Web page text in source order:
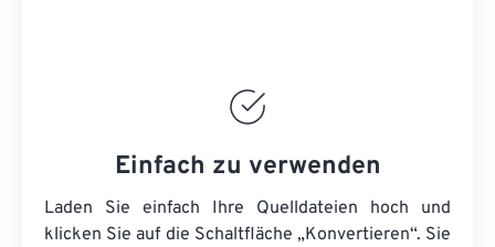
Einfach zu verwenden
Laden Sie einfach Ihre Quelldateien hoch und
klicken Sie auf die Schaltfläche „Konvertieren“. Sie